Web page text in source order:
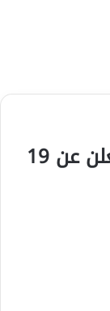
الهيئة السعودية للسياحة تعلن عن 19